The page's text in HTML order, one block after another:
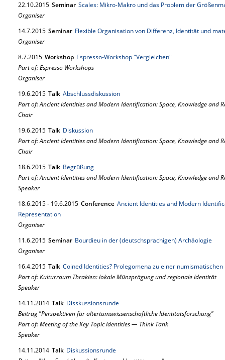
22.10.2015 Seminar Scales: Mikro-Makro und das Problem der
Organiser
14.7.2015 Seminar Flexible Organisation von Differenz, Identität und
Organiser
8.7.2015 Workshop Espresso-Workshop "Vergleichen"
Part of: Espresso Workshops
Organiser
19.6.2015 Talk Abschlussdiskussion
Part of: Ancient Identities and Modern Identification: Space, Knowledge and
Chair
19.6.2015 Talk Diskussion
Part of: Ancient Identities and Modern Identification: Space, Knowledge and
Chair
18.6.2015 Talk Begrüßung
Part of: Ancient Identities and Modern Identification: Space, Knowledge and
Speaker
18.6.2015- 19.6.2015 Conference Ancient Identities and Modern
Representation
Organiser
11.6.2015 Seminar Bourdieu in der (deutschsprachigen) Archäologie
Organiser
16.4.2015 Talk Coined Identities? Prolegomena zu einer
Part of: Kulturraum Thrakien: lokale Münzprägung und regionale Identität
Speaker
14.11.2014 Talk Disskussionsrunde
Beitrag "Perspektiven für altertumswissenschaftliche Identitätsforschung"
Part of: Meeting of the Key Topic Identities — Think Tank
Speaker
14.11.2014 Talk Diskussionsrunde